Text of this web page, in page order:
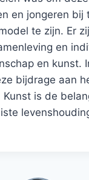
en jongeren bij
te zijn. Er
en
en kunst.
bijdrage aan
Kunst is de